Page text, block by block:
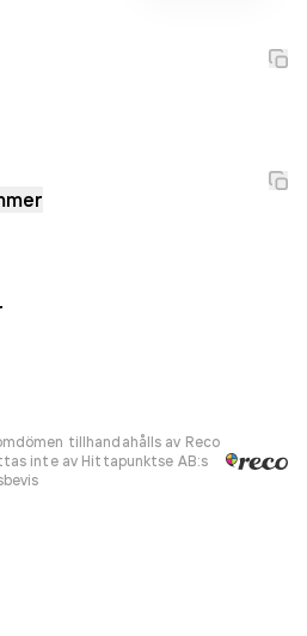
tillhandahålls av Reco
inte av Hittapunktse AB:s